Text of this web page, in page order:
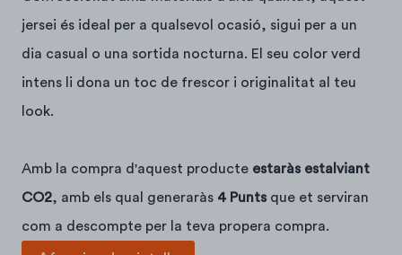
15,00 €.10,00 €.
jersei és ideal per a qualsevol ocasió, sigui per a un
dia casual o una sortida nocturna. El seu color verd
intens li dona un toc de frescor i originalitat al teu
look.
Amb la compra d'aquest producte estaràs estalviant
CO2, amb els qual generaràs 4 Punts que et serviran
com a descompte per la teva propera compra.